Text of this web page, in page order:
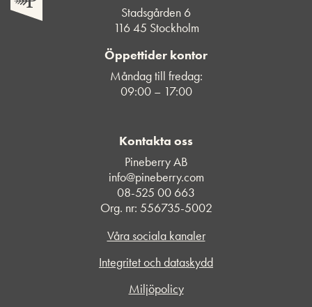
Stadsgården 6
116 45 Stockholm
Öppettider kontor
Måndag till fredag:
09:00 – 17:00
Kontakta oss
Pineberry AB
info@pineberry.com
08-525 00 663
Org. nr: 556735-5002
Våra sociala kanaler
Integritet och dataskydd
Miljöpolicy